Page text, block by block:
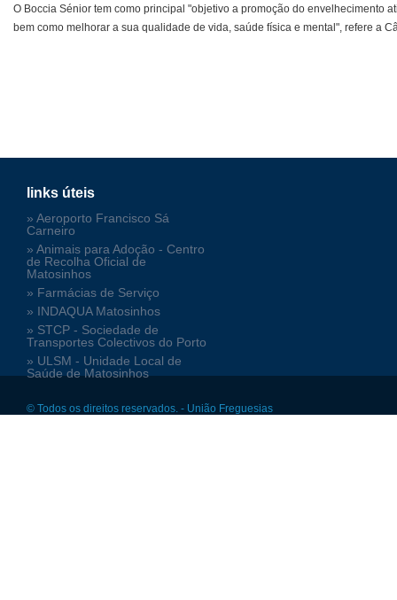
O Boccia Sénior tem como principal "objetivo a promoção do envelhecimento
bem como melhorar a sua qualidade de vida, saúde física e mental", refere a
links úteis
» Aeroporto Francisco Sá
Carneiro
» Animais para Adoção - Centro
de Recolha Oficial de
Matosinhos
» Farmácias de Serviço
» INDAQUA Matosinhos
» STCP - Sociedade de
Transportes Colectivos do Porto
» ULSM - Unidade Local de
Saúde de Matosinhos
© Todos os direitos reservados. - União Freguesias